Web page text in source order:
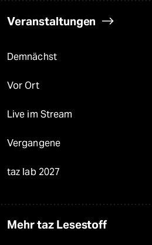
Veranstaltungen
Demnächst
Vor Ort
Live im Stream
Vergangene
taz lab 2027
Mehr taz Lesestoff